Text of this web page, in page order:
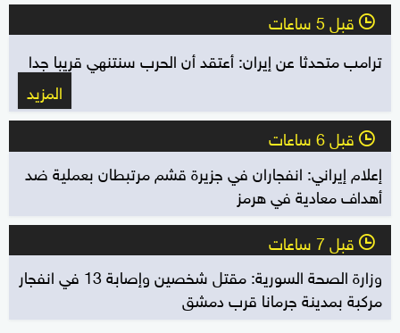
l قبل 5 ساعات
ترامب متحدثا عن إيران: أعتقد أن الحرب سنتنهي قريبا جدا
المزيد
l قبل 6 ساعات
إعلام إيراني: انفجاران في جزيرة قشم مرتبطان بعملية ضد
أهداف معادية في هرمز
l قبل 7 ساعات
وزارة الصحة السورية: مقتل شخصين وإصابة 13 في انفجار
مركبة بمدينة جرمانا قرب دمشق